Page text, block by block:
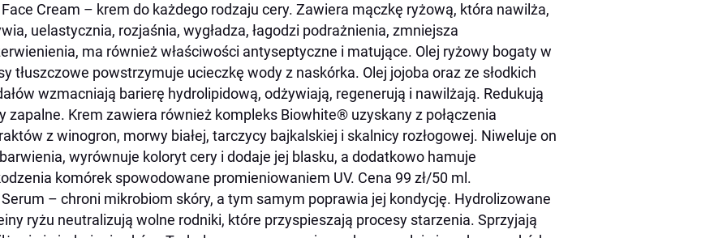
Cream – krem do każdego rodzaju cery. Zawiera mączkę ryżową, która nawilża,
uelastycznia, rozjaśnia, wygładza, łagodzi podrażnienia, zmniejsza
ma również właściwości antyseptyczne i matujące. Olej ryżowy bogaty w
tłuszczowe powstrzymuje ucieczkę wody z naskórka. Olej jojoba oraz ze słodkich
wzmacniają barierę hydrolipidową, odżywiają, regenerują i nawilżają. Redukują
zapalne. Krem zawiera również kompleks Biowhite® uzyskany z połączenia
z winogron, morwy białej, tarczycy bajkalskiej i skalnicy rozłogowej. Niweluje on
wyrównuje koloryt cery i dodaje jej blasku, a dodatkowo hamuje
komórek spowodowane promieniowaniem UV. Cena 99 zł/50 ml.
– chroni mikrobiom skóry, a tym samym poprawia jej kondycję. Hydrolizowane
ryżu neutralizują wolne rodniki, które przyspieszają procesy starzenia. Sprzyjają